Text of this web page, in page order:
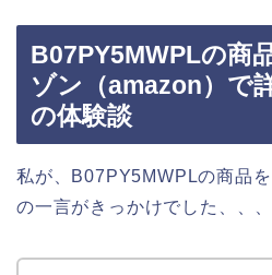
B07PY5MWPLの商
ゾン（amazon）で
の体験談
私が、B07PY5MWPLの商品
の一言がきっかけでした、、、